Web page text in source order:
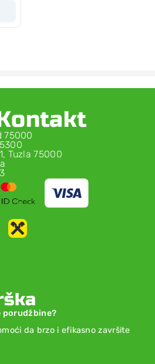
75000
Tuzla 75000
porudžbine?
da brzo i efikasno završite